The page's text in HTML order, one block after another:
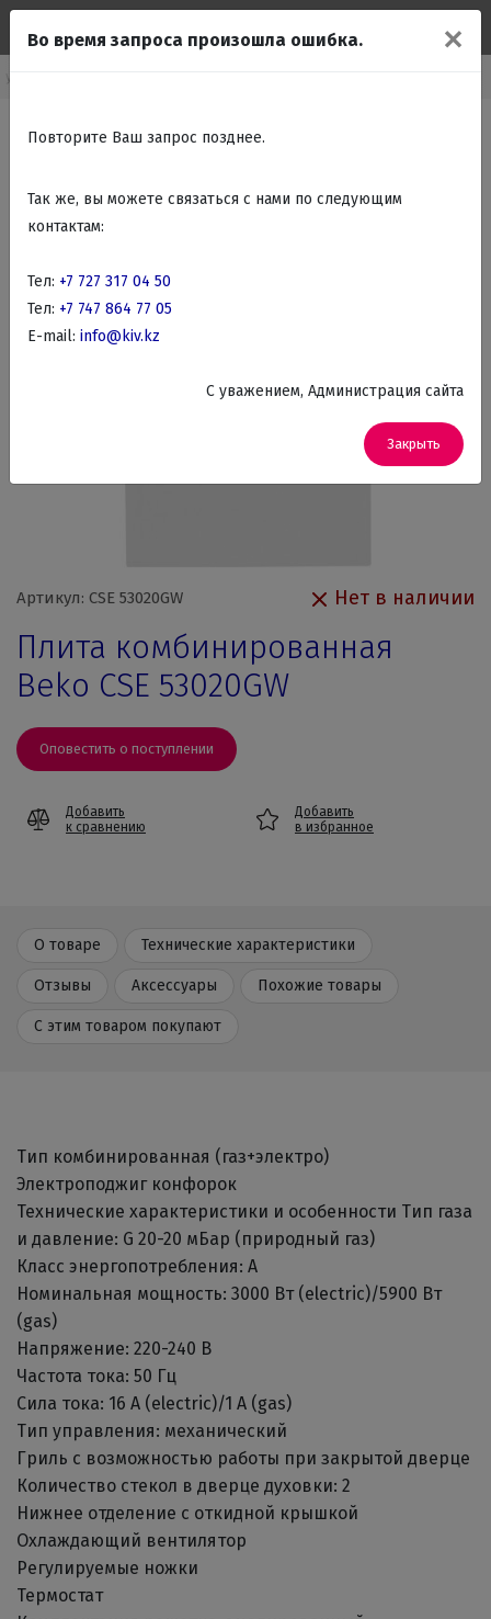
бытовая техника
Артикул: CSE 53020GW Нет в наличии
Плита комбинированная
Beko CSE 53020GW
Оповестить о поступлении
Добавить
к сравнению
Добавить
в избранное
О товаре Технические характеристики
Отзывы Аксессуары Похожие товары
С этим товаром покупают
Тип комбинированная (газ+электро)
Электроподжиг конфорок
Технические характеристики и особенности Тип газа
и давление: G 20-20 мБар (природный газ)
Класс энергопотребления: A
Номинальная мощность: 3000 Вт (electric)/5900 Вт
(gas)
Напряжение: 220-240 В
Частота тока: 50 Гц
Сила тока: 16 А (electric)/1 А (gas)
Тип управления: механический
Гриль с возможностью работы при закрытой дверце
Количество стекол в дверце духовки: 2
Нижнее отделение с откидной крышкой
Охлаждающий вентилятор
Регулируемые ножки
Термостат
✕
Во время запроса произошла ошибка.
Повторите Ваш запрос позднее.
Так же, вы можете связаться с нами по следующим
контактам:
Тел: +7 727 317 04 50
Тел: +7 747 864 77 05
E-mail: info@kiv.kz
C уважением, Администрация сайта
Закрыть